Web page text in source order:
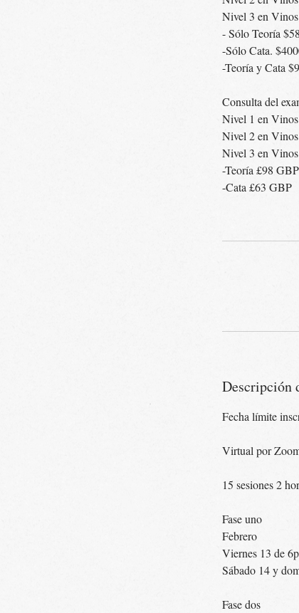
Nivel 3 en
- Sólo Teoría
-Sólo Cata.
-Teoría y Cata
Consulta del
Nivel 1 en
Nivel 2 en
Nivel 3 en Vinos
-Teoría £98 GBP
Descripción
Fecha límite
Virtual por
15 sesiones 2
Fase uno
Febrero
Viernes 13 de
Sábado 14 y
Fase dos